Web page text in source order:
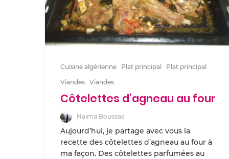
Cuisine algérienne Plat principal
Plat principal
Viandes Viandes
Côtelettes d’agneau au four
Naima Boussaa
Aujourd’hui, je partage avec vous la
recette des côtelettes d’agneau au four à
ma façon. Des côtelettes parfumées au